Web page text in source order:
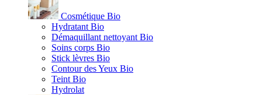
Cosmétique Bio
Hydratant Bio
Démaquillant nettoyant Bio
Soins corps Bio
Stick lèvres Bio
Contour des Yeux Bio
Teint Bio
Hydrolat